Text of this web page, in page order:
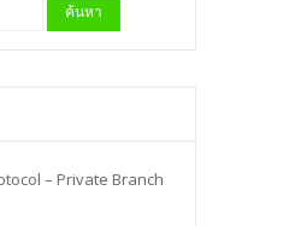
– Private Branch